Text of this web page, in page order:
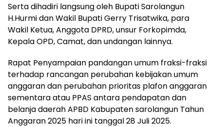
Serta dihadiri langsung oleh Bupati Sarolangun
H.Hurmi dan Wakil Bupati Gerry Trisatwika, para
Wakil Ketua, Anggota DPRD, unsur Forkopimda,
Kepala OPD, Camat, dan undangan lainnya.
Rapat Penyampaian pandangan umum fraksi-fraksi
terhadap rancangan perubahan kebijakan umum
anggaran dan perubahan prioritas plafon anggaran
sementara atau PPAS antara pendapatan dan
belanja daerah APBD Kabupaten sarolangun Tahun
Anggaran 2025 hari ini tanggal 28 Juli 2025.